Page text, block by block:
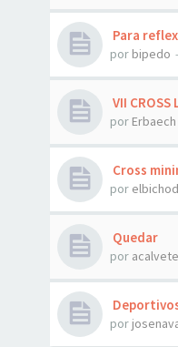
Para
por bipedo
VII CROSS
por Erbaech
Cross
por
Quedar
por acalvete
por